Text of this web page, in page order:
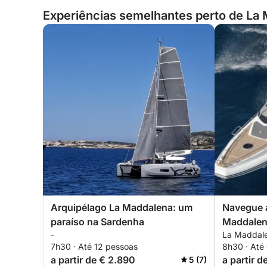
Experiências semelhantes perto de La
Arquipélago La Maddalena: um
paraíso na Sardenha
-
7h30 · Até 12 pessoas
a partir de € 2.890 5 (7)
Navegue
La
8h30 · Até
a partir